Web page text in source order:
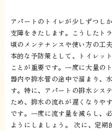
アパートのトイレが少しずつし
支障をきたします。こうしたト
頃のメンテナンスや使い方の工
本的な予防策として、トイレッ
ことが重要です。一度に大量の
器内や排水管の途中で溜まり、
す。特に、アパートの排水シス
ため、排水の流れが遅くなりや
です。一度に流す量を減らし、
ようにしましょう。 次に、定